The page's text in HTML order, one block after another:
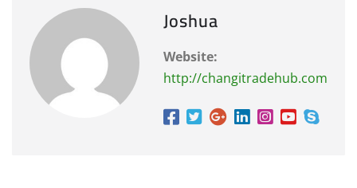
Joshua
Website:
http://changitradehub.com